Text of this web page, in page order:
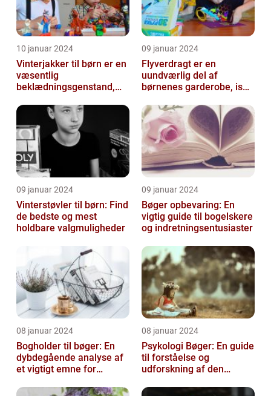
10 januar 2024
Vinterjakker til børn er en
væsentlig
beklædningsgenstand,
rolle i at holde...
09 januar 2024
Flyverdragt er en
uundværlig del af
børnenes garderobe, især
udendørsaktiviteter ...
09 januar 2024
Vinterstøvler til børn: Find
de bedste og mest
holdbare valgmuligheder
09 januar 2024
Bøger opbevaring: En
vigtig guide til bogelskere
og indretningsentusiaster
08 januar 2024
Bogholder til bøger: En
dybdegående analyse af
et vigtigt emne for
personer
08 januar 2024
Psykologi Bøger: En guide
til forståelse og
udforskning af den